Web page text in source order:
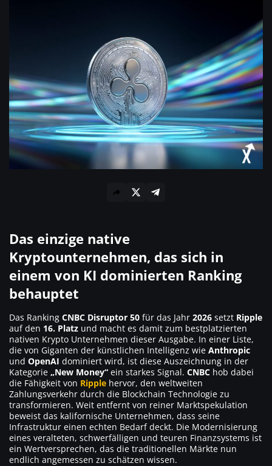
Das einzige native
Kryptounternehmen, das sich in
einem von KI dominierten Ranking
behauptet
Das Ranking CNBC Disruptor 50 für das Jahr 2026 setzt Ripple
auf den 16. Platz und macht es damit zum bestplatzierten
nativen Krypto Unternehmen dieser Ausgabe. In einer Liste,
die von Giganten der künstlichen Intelligenz wie Anthropic
und OpenAI dominiert wird, ist diese Auszeichnung in der
Kategorie „New Money“ ein starkes Signal. CNBC hob dabei
die Fähigkeit von Ripple hervor, den weltweiten
Zahlungsverkehr durch die Blockchain Technologie zu
transformieren. Weit entfernt von reiner Marktspekulation
beweist das kalifornische Unternehmen, dass seine
Infrastruktur einen echten Bedarf deckt. Die Modernisierung
eines veralteten, schwerfälligen und teuren Finanzsystems ist
ein Wertversprechen, das die traditionellen Märkte nun
endlich angemessen zu schätzen wissen.